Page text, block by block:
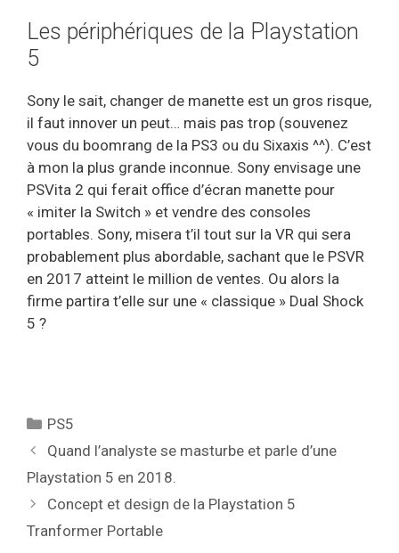
Les périphériques de la Playstation
5
Sony le sait, changer de manette est un gros risque,
il faut innover un peut… mais pas trop (souvenez
vous du boomrang de la PS3 ou du Sixaxis ^^). C’est
à mon la plus grande inconnue. Sony envisage une
PSVita 2 qui ferait office d’écran manette pour
« imiter la Switch » et vendre des consoles
portables. Sony, misera t’il tout sur la VR qui sera
probablement plus abordable, sachant que le PSVR
en 2017 atteint le million de ventes. Ou alors la
firme partira t’elle sur une « classique » Dual Shock
5 ?
Catégories
PS5
Quand l’analyste se masturbe et parle d’une
Playstation 5 en 2018.
Concept et design de la Playstation 5
Tranformer Portable